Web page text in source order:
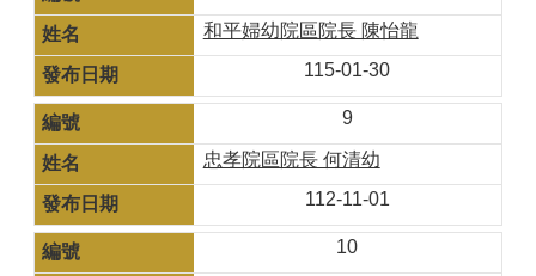
和平婦幼院區院長 陳怡龍
115-01-30
9
忠孝院區院長 何清幼
112-11-01
10